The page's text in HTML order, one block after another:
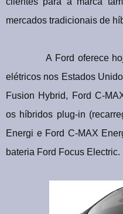
mercados tradicionais de
A Ford oferece hoje
elétricos nos Estados
Fusion Hybrid, Ford C-
os híbridos plug-in
Energi e Ford C-MAX
bateria Ford Focus Electric.